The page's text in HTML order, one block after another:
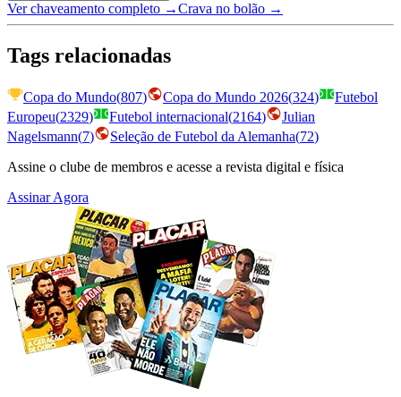
Ver chaveamento completo →Crava no bolão →
Tags relacionadas
Copa do Mundo(807) Copa do Mundo 2026(324)
Futebol
Europeu(2329) Futebol internacional(2164)
Julian
Nagelsmann(7) Seleção de Futebol da Alemanha(72)
Assine o clube de membros e acesse a revista digital e física
Assinar Agora